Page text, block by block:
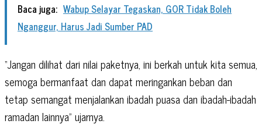
Baca juga: Wabup Selayar Tegaskan, GOR Tidak Boleh
Nganggur, Harus Jadi Sumber PAD
“Jangan dilihat dari nilai paketnya, ini berkah untuk kita semua,
semoga bermanfaat dan dapat meringankan beban dan
tetap semangat menjalankan ibadah puasa dan ibadah-ibadah
ramadan lainnya” ujarnya.